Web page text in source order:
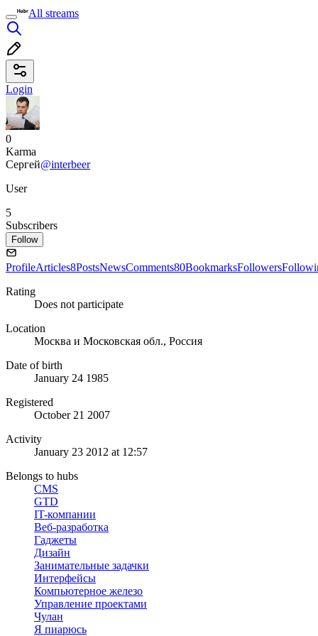
All streams
Login
0
Karma
Сергей@interbeer
User
5
Subscribers
Follow
ProfileArticles8PostsNewsComments80BookmarksFollowers
Rating
Does not participate
Location
Москва и Московская обл., Россия
Date of birth
January 24 1985
Registered
October 21 2007
Activity
January 23 2012 at 12:57
Belongs to hubs
CMS
GTD
IT-компании
Веб-разработка
Гаджеты
Дизайн
Занимательные задачки
Интерфейсы
Компьютерное железо
Управление проектами
Чулан
Я пиарюсь